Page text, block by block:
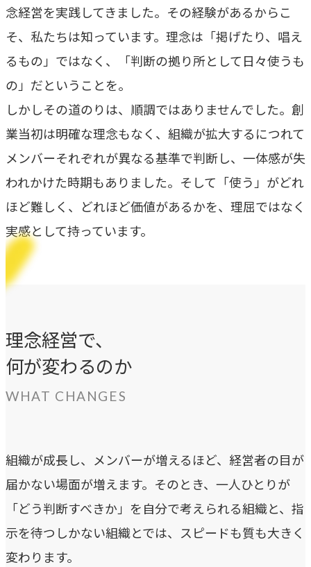
SERVICE
サービス
独自のフレームワークとソリューションで、お客様の課題
解決を支援します。
オリジナルフレームワーク
→
独自の問題解決手法
LHソリューション
自社プロダクト
独自開発のプロダクトで、お客様のビジネスをサポートし
眠る画面をサイネージに
Piquet
指示や修正を直感的に
念経営を実践してきました。その経験があるからこ
そ、私たちは知っています。理念は「掲げたり、唱え
るもの」ではなく、「判断の拠り所として日々使うも
の」だということを。
しかしその道のりは、順調ではありませんでした。創
業当初は明確な理念もなく、組織が拡大するにつれて
メンバーそれぞれが異なる基準で判断し、一体感が失
われかけた時期もありました。そして「使う」がどれ
ほど難しく、どれほど価値があるかを、理屈ではなく
実感として持っています。
理念経営で、
何が変わるのか
WHAT CHANGES
組織が成長し、メンバーが増えるほど、経営者の目が
届かない場面が増えます。そのとき、一人ひとりが
「どう判断すべきか」を自分で考えられる組織と、指
示を待つしかない組織とでは、スピードも質も大きく
変わります。